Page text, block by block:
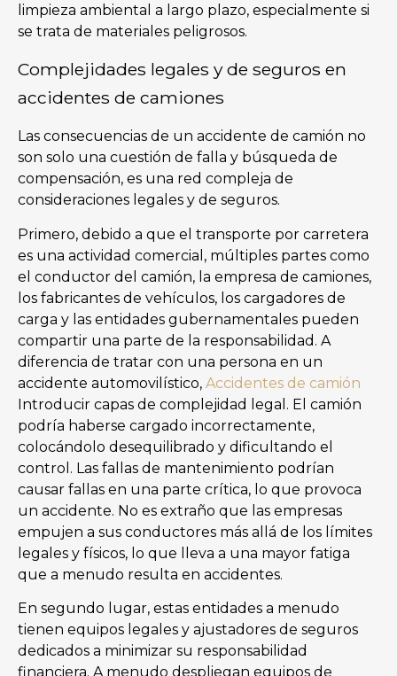
limpieza ambiental a largo plazo, especialmente si
se trata de materiales peligrosos.
Complejidades legales y de seguros en
accidentes de camiones
Las consecuencias de un accidente de camión no
son solo una cuestión de falla y búsqueda de
compensación, es una red compleja de
consideraciones legales y de seguros.
Primero, debido a que el transporte por carretera
es una actividad comercial, múltiples partes como
el conductor del camión, la empresa de camiones,
los fabricantes de vehículos, los cargadores de
carga y las entidades gubernamentales pueden
compartir una parte de la responsabilidad. A
diferencia de tratar con una persona en un
accidente automovilístico, Accidentes de camión
Introducir capas de complejidad legal. El camión
podría haberse cargado incorrectamente,
colocándolo desequilibrado y dificultando el
control. Las fallas de mantenimiento podrían
causar fallas en una parte crítica, lo que provoca
un accidente. No es extraño que las empresas
empujen a sus conductores más allá de los límites
legales y físicos, lo que lleva a una mayor fatiga
que a menudo resulta en accidentes.
En segundo lugar, estas entidades a menudo
tienen equipos legales y ajustadores de seguros
dedicados a minimizar su responsabilidad
financiera. A menudo despliegan equipos de